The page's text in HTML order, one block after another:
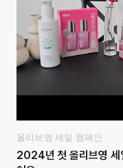
올리브영 세일 캠페인
2024년 첫 올리브영 세